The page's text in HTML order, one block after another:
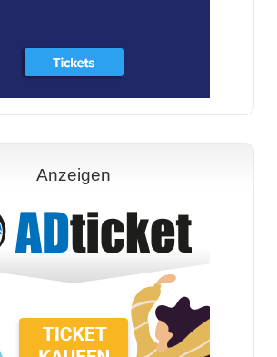
Anzeigen